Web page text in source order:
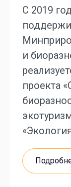
С 2019
и
проекта